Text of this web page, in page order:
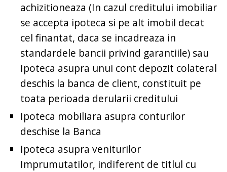
achizitioneaza (In cazul creditului imobiliar
se accepta ipoteca si pe alt imobil decat
cel finantat, daca se incadreaza in
standardele bancii privind garantiile) sau
Ipoteca asupra unui cont depozit colateral
deschis la banca de client, constituit pe
toata perioada derularii creditului
Ipoteca mobiliara asupra conturilor
deschise la Banca
Ipoteca asupra veniturilor
Imprumutatilor, indiferent de titlul cu